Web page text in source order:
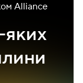
Alliance
яких